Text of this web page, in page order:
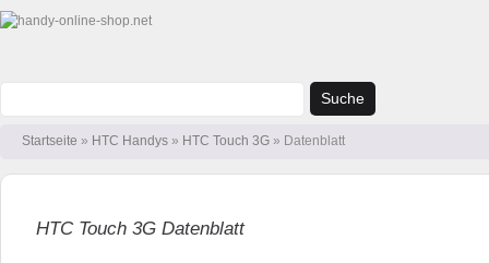
Suche
Startseite » HTC Handys » HTC Touch 3G » Datenblatt
HTC Touch 3G Datenblatt